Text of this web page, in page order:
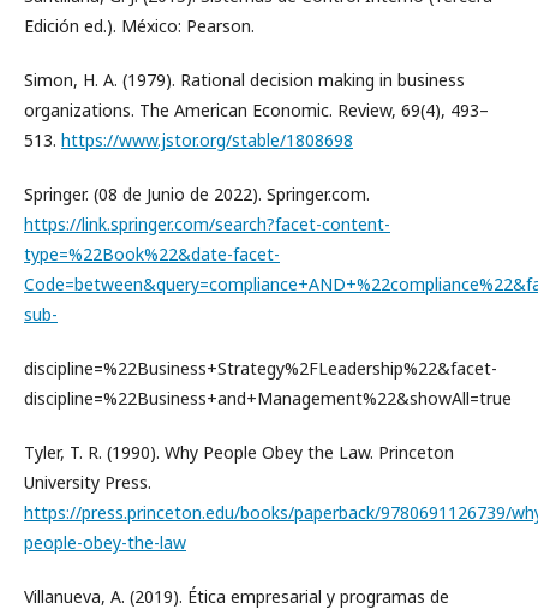
Edición ed.). México: Pearson.
Simon, H. A. (1979). Rational decision making in business
organizations. The American Economic. Review, 69(4), 493–
513. https://www.jstor.org/stable/1808698
Springer. (08 de Junio de 2022). Springer.com.
https://link.springer.com/search?facet-content-
type=%22Book%22&date-facet-
sub-
discipline=%22Business+Strategy%2FLeadership%22&facet-
discipline=%22Business+and+Management%22&showAll=true
Tyler, T. R. (1990). Why People Obey the Law. Princeton
University Press.
https://press.princeton.edu/books/paperback/9780691126739/
people-obey-the-law
Villanueva, A. (2019). Ética empresarial y programas de